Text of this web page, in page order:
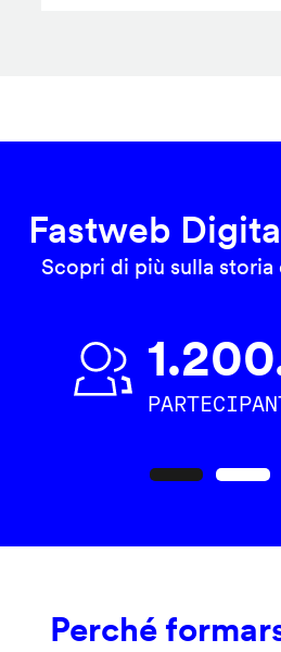
Fastweb
Scopri di più sulla storia
Perché